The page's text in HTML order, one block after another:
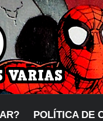
POLÍTICA DE